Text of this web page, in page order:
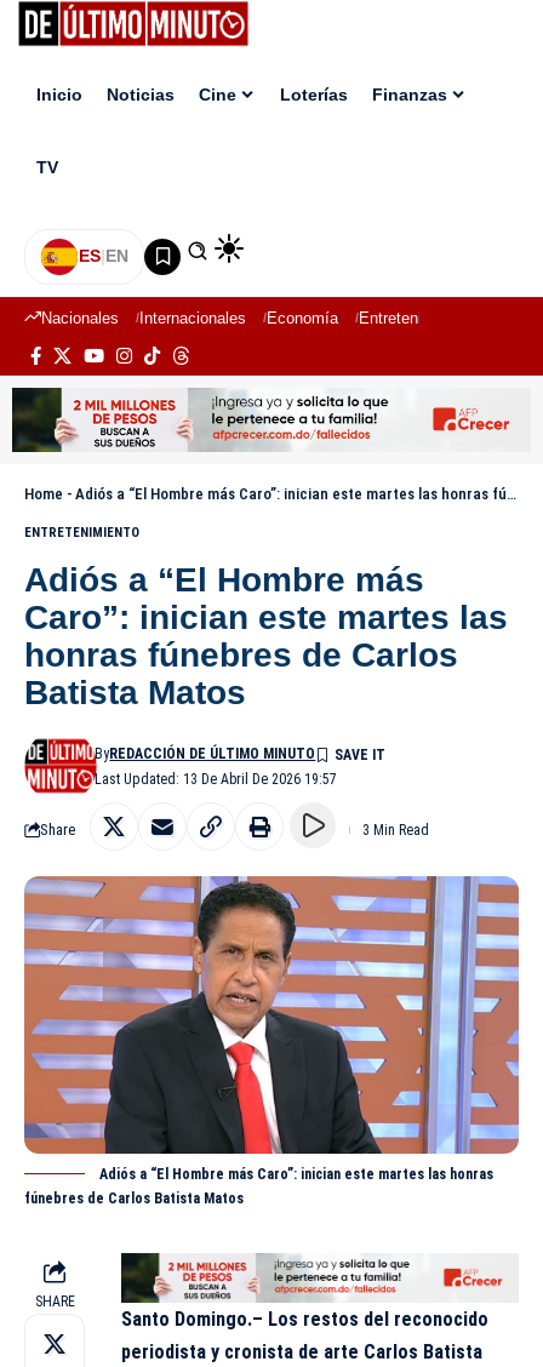
Inicio Noticias Cine Loterías Finanzas
TV
ES|EN
Nacionales Internacionales Economía Entretenimiento
Home - Adiós a “El Hombre más Caro”: inician este martes las honras fúnebres de Carlos Batista Matos
ENTRETENIMIENTO
Adiós a “El Hombre más
Caro”: inician este martes las
honras fúnebres de Carlos
Batista Matos
Last Updated: 13 De Abril De 2026 19:57
ByREDACCIÓN DE ÚLTIMO MINUTO
Share 3 Min Read
Adiós a “El Hombre más Caro”: inician este martes las honras
fúnebres de Carlos Batista Matos
SHARE
Santo Domingo.– Los restos del reconocido
periodista y cronista de arte Carlos Batista